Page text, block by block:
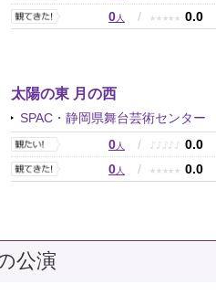
0人 / ★ ★ ★ ★ ★ 0.0
太陽の東 月の西
SPAC・静岡県舞台芸術センター
0人 / ♪ ♪ ♪ ♪ ♪
0.0
0人 / ★ ★ ★ ★ ★ 0.0
公演